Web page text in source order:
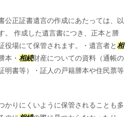
公正証書遺言の作成にあたっては、以
。 作成した遺言書につき、正本と謄
役場にて保管されます。・遺言者と相
本・ 相続財産についての資料（通帳の
明書等）・証人の戸籍謄本や住民票等
かりにくいように保管されることも多